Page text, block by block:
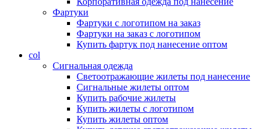
Фартуки
Фартуки с логотипом на заказ
Фартуки на заказ с логотипом
Купить фартук под нанесение оптом
col
Сигнальная одежда
Светоотражающие жилеты под нанесение
Сигнальные жилеты оптом
Купить рабочие жилеты
Купить жилеты с логотипом
Купить жилеты оптом